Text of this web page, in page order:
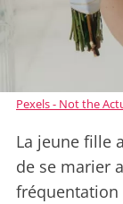
Pexels - Not the
La jeune fille
de se marier
fréquentation